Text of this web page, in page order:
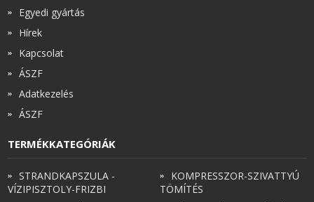
Egyedi gyártás
Hírek
Kapcsolat
ÁSZF
Adatkezelés
ÁSZF
TERMÉKKATEGÓRIÁK
STRANDKAPSZULA -
VÍZIPISZTOLY-FRIZBI
KOMPRESSZOR-SZIVATTYÚ
TÖMÍTÉS